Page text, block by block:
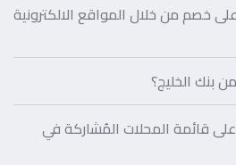
خصم من خلال المواقع الالكترونية
بنك الخليج؟
قائمة المحلات المُشاركة في